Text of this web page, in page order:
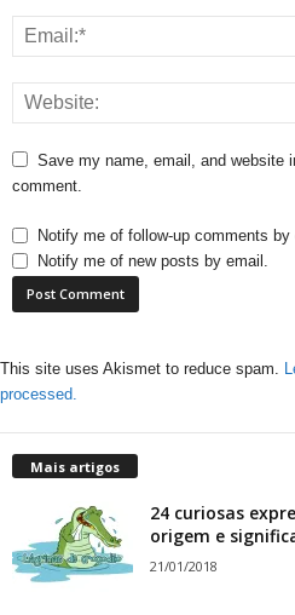
Save my name, email, and website
comment.
Notify me of follow-up comments by
Notify me of new posts by email.
This site uses Akismet to reduce spam.
processed.
Mais artigos
24 curiosas
origem e
21/01/2018